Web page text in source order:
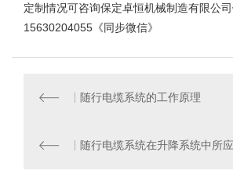
定制情况可咨询保定卓恒机械制造有限公
15630204055《同步微信》
随行电缆系统的工作原理